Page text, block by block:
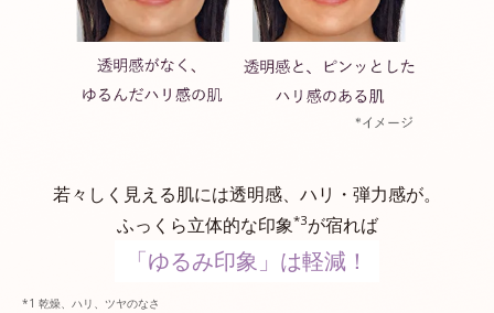
若々しく見える肌には透明感、ハリ・弾力感が。
ふっくら立体的な印象*3が宿れば
「ゆるみ印象」は軽減！
乾燥、ハリ、ツヤのなさ